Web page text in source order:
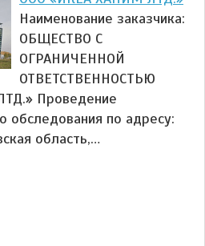
Наименование заказчика:
ОБЩЕСТВО С
ОГРАНИЧЕННОЙ
ОТВЕТСТВЕННОСТЬЮ
Проведение
обследования по адресу:
область,…